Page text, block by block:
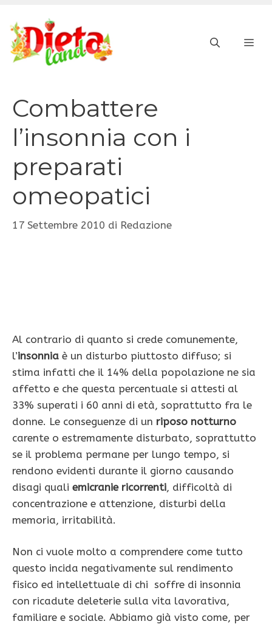
contenuto
Combattere
l’insonnia con i
preparati
omeopatici
17 Settembre 2010 di Redazione
Al contrario di quanto si crede comunemente,
l’insonnia è un disturbo piuttosto diffuso; si
stima infatti che il 14% della popolazione ne sia
affetto e che questa percentuale si attesti al
33% superati i 60 anni di età, soprattutto fra le
donne. Le conseguenze di un riposo notturno
carente o estremamente disturbato, soprattutto
se il problema permane per lungo tempo, si
rendono evidenti durante il giorno causando
disagi quali emicranie ricorrenti, difficoltà di
concentrazione e attenzione, disturbi della
memoria, irritabilità.
Non ci vuole molto a comprendere come tutto
questo incida negativamente sul rendimento
fisico ed intellettuale di chi soffre di insonnia
con ricadute deleterie sulla vita lavorativa,
familiare e sociale. Abbiamo già visto come, per